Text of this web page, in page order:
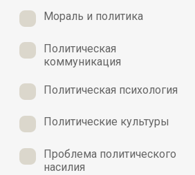
Мораль и политика
Политическая
коммуникация
Политическая психология
Политические культуры
Проблема политического
насилия